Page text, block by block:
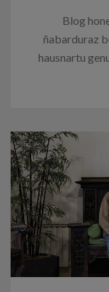
Blog
ñabarduraz
hausnartu